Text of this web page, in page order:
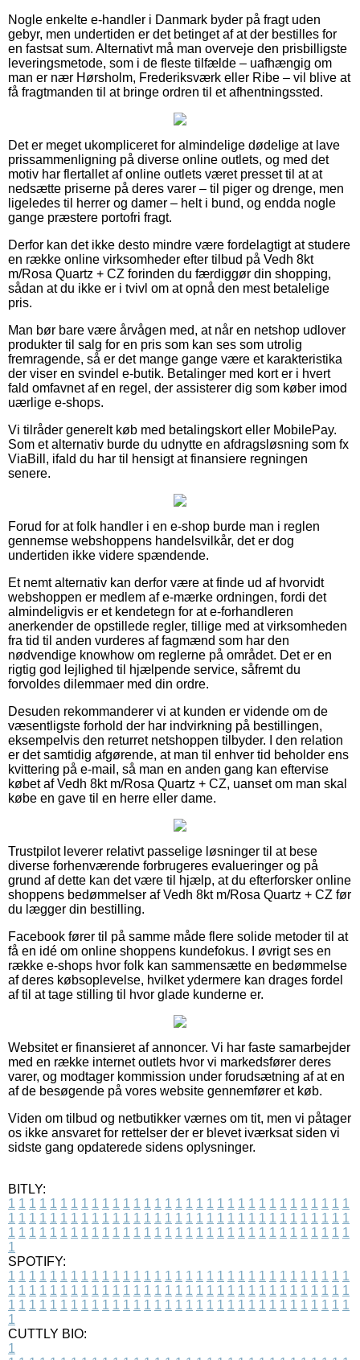
Nogle enkelte e-handler i Danmark byder på fragt uden
gebyr, men undertiden er det betinget af at der bestilles for
en fastsat sum. Alternativt må man overveje den prisbilligste
leveringsmetode, som i de fleste tilfælde – uafhængig om
man er nær Hørsholm, Frederiksværk eller Ribe – vil blive at
få fragtmanden til at bringe ordren til et afhentningssted.
Det er meget ukompliceret for almindelige dødelige at lave
prissammenligning på diverse online outlets, og med det
motiv har flertallet af online outlets været presset til at at
nedsætte priserne på deres varer – til piger og drenge, men
ligeledes til herrer og damer – helt i bund, og endda nogle
gange præstere portofri fragt.
Derfor kan det ikke desto mindre være fordelagtigt at studere
en række online virksomheder efter tilbud på Vedh 8kt
m/Rosa Quartz + CZ forinden du færdiggør din shopping,
sådan at du ikke er i tvivl om at opnå den mest betalelige
pris.
Man bør bare være årvågen med, at når en netshop udlover
produkter til salg for en pris som kan ses som utrolig
fremragende, så er det mange gange være et karakteristika
der viser en svindel e-butik. Betalinger med kort er i hvert
fald omfavnet af en regel, der assisterer dig som køber imod
uærlige e-shops.
Vi tilråder generelt køb med betalingskort eller MobilePay.
Som et alternativ burde du udnytte en afdragsløsning som fx
ViaBill, ifald du har til hensigt at finansiere regningen
senere.
Forud for at folk handler i en e-shop burde man i reglen
gennemse webshoppens handelsvilkår, det er dog
undertiden ikke videre spændende.
Et nemt alternativ kan derfor være at finde ud af hvorvidt
webshoppen er medlem af e-mærke ordningen, fordi det
almindeligvis er et kendetegn for at e-forhandleren
anerkender de opstillede regler, tillige med at virksomheden
fra tid til anden vurderes af fagmænd som har den
nødvendige knowhow om reglerne på området. Det er en
rigtig god lejlighed til hjælpende service, såfremt du
forvoldes dilemmaer med din ordre.
Desuden rekommanderer vi at kunden er vidende om de
væsentligste forhold der har indvirkning på bestillingen,
eksempelvis den returret netshoppen tilbyder. I den relation
er det samtidig afgørende, at man til enhver tid beholder ens
kvittering på e-mail, så man en anden gang kan eftervise
købet af Vedh 8kt m/Rosa Quartz + CZ, uanset om man skal
købe en gave til en herre eller dame.
Trustpilot leverer relativt passelige løsninger til at bese
diverse forhenværende forbrugeres evalueringer og på
grund af dette kan det være til hjælp, at du efterforsker online
shoppens bedømmelser af Vedh 8kt m/Rosa Quartz + CZ før
du lægger din bestilling.
Facebook fører til på samme måde flere solide metoder til at
få en idé om online shoppens kundefokus. I øvrigt ses en
række e-shops hvor folk kan sammensætte en bedømmelse
af deres købsoplevelse, hvilket ydermere kan drages fordel
af til at tage stilling til hvor glade kunderne er.
Websitet er finansieret af annoncer. Vi har faste samarbejder
med en række internet outlets hvor vi markedsfører deres
varer, og modtager kommission under forudsætning af at en
af de besøgende på vores website gennemfører et køb.
Viden om tilbud og netbutikker værnes om tit, men vi påtager
os ikke ansvaret for rettelser der er blevet iværksat siden vi
sidste gang opdaterede sidens oplysninger.
BITLY:
1 1 1 1 1 1 1 1 1 1 1 1 1 1 1 1 1 1 1 1 1 1 1 1 1 1 1 1 1 1 1 1 1
1 1 1 1 1 1 1 1 1 1 1 1 1 1 1 1 1 1 1 1 1 1 1 1 1 1 1 1 1 1 1 1 1
1 1 1 1 1 1 1 1 1 1 1 1 1 1 1 1 1 1 1 1 1 1 1 1 1 1 1 1 1 1 1 1 1
1
SPOTIFY:
1 1 1 1 1 1 1 1 1 1 1 1 1 1 1 1 1 1 1 1 1 1 1 1 1 1 1 1 1 1 1 1 1
1 1 1 1 1 1 1 1 1 1 1 1 1 1 1 1 1 1 1 1 1 1 1 1 1 1 1 1 1 1 1 1 1
1 1 1 1 1 1 1 1 1 1 1 1 1 1 1 1 1 1 1 1 1 1 1 1 1 1 1 1 1 1 1 1 1
1
CUTTLY BIO:
1